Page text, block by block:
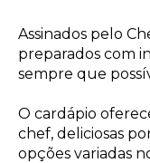
Assinados pelo
preparados com
sempre que
O cardápio
chef, deliciosas
opções variadas